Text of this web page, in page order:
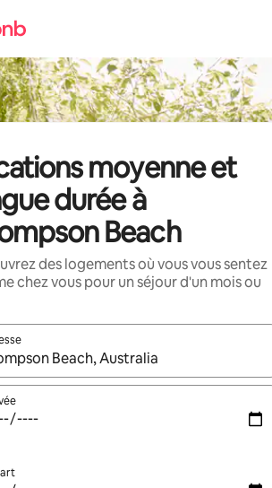
moyenne et
durée à
Beach
des logements où vous vous sentez
chez vous pour un séjour d'un mois ou
les résultats s'affichent, utilisez les